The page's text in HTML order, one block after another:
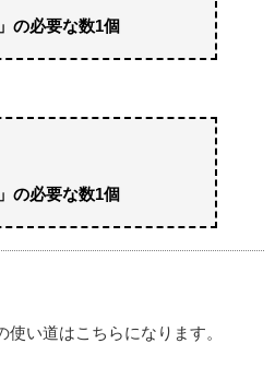
の必要な数1個
の必要な数1個
使い道はこちらになります。